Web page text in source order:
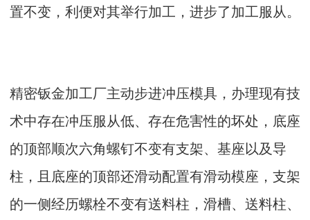
置不变，利便对其举行加工，进步了加工服从。
精密钣金加工厂主动步进冲压模具，办理现有技
术中存在冲压服从低、存在危害性的坏处，底座
的顶部顺次六角螺钉不变有支架、基座以及导
柱，且底座的顶部还滑动配置有滑动模座，支架
的一侧经历螺栓不变有送料柱，滑槽、送料柱、